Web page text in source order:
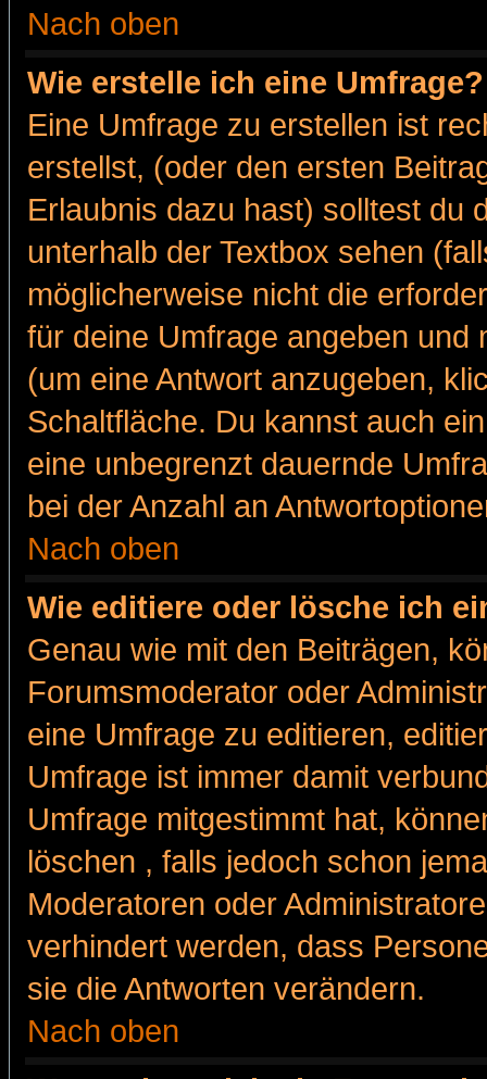
Nach oben
Wie erstelle ich eine Umfrage?
Eine Umfrage zu erstellen ist
erstellst, (oder den ersten
Erlaubnis dazu hast) solltest du
unterhalb der Textbox sehen
möglicherweise nicht die
für deine Umfrage angeben und
(um eine Antwort anzugeben,
Schaltfläche. Du kannst auch
eine unbegrenzt dauernde
bei der Anzahl an
Nach oben
Wie editiere oder lösche ich
Genau wie mit den Beiträgen,
Forumsmoderator oder
eine Umfrage zu editieren,
Umfrage ist immer damit
Umfrage mitgestimmt hat,
löschen , falls jedoch schon
Moderatoren oder
verhindert werden, dass
sie die Antworten verändern.
Nach oben